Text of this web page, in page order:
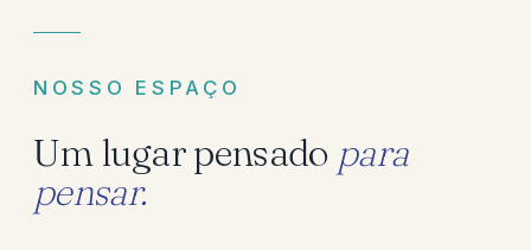
NOSSO ESPAÇO
Um lugar pensado para
pensar.